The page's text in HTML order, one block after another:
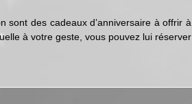
sont des cadeaux d’anniversaire à offrir à
à votre geste, vous pouvez lui réserver